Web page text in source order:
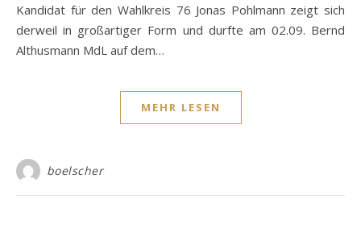
Kandidat für den Wahlkreis 76 Jonas Pohlmann zeigt sich
derweil in großartiger Form und durfte am 02.09. Bernd
Althusmann MdL auf dem…
MEHR LESEN
boelscher